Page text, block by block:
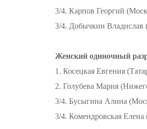
3/4. Карпов Георгий
3/4. Добычкин Владислав
Женский одиночный
1. Косецкая Евгения
2. Голубева Мария
3/4. Бусыгина Алина
3/4. Комендровская